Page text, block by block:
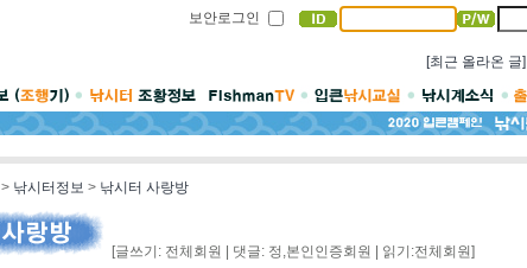
보안로그인
[최근 올라온 글]
> 낚시터정보 > 낚시터 사랑방
[글쓰기: 전체회원 | 댓글: 정,본인인증회원 | 읽기:전체회원]